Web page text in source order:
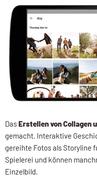
DasErstellen von Collagen
gemacht. Interaktive
gereihte Fotos als Storyline
Spielerei und können
Einzelbild.